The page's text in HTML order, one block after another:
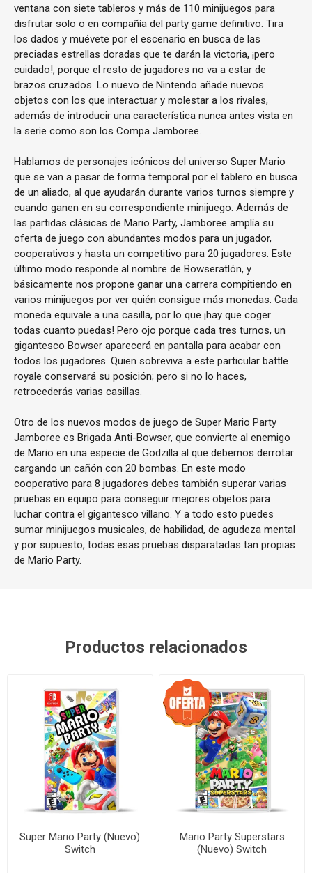
ventana con siete tableros y más de 110 minijuegos para
disfrutar solo o en compañía del party game definitivo. Tira
los dados y muévete por el escenario en busca de las
preciadas estrellas doradas que te darán la victoria, ¡pero
cuidado!, porque el resto de jugadores no va a estar de
brazos cruzados. Lo nuevo de Nintendo añade nuevos
objetos con los que interactuar y molestar a los rivales,
además de introducir una característica nunca antes vista en
la serie como son los Compa Jamboree.
Hablamos de personajes icónicos del universo Super Mario
que se van a pasar de forma temporal por el tablero en busca
de un aliado, al que ayudarán durante varios turnos siempre y
cuando ganen en su correspondiente minijuego. Además de
las partidas clásicas de Mario Party, Jamboree amplía su
oferta de juego con abundantes modos para un jugador,
cooperativos y hasta un competitivo para 20 jugadores. Este
último modo responde al nombre de Bowseratlón, y
básicamente nos propone ganar una carrera compitiendo en
varios minijuegos por ver quién consigue más monedas. Cada
moneda equivale a una casilla, por lo que ¡hay que coger
todas cuanto puedas! Pero ojo porque cada tres turnos, un
gigantesco Bowser aparecerá en pantalla para acabar con
todos los jugadores. Quien sobreviva a este particular battle
royale conservará su posición; pero si no lo haces,
retrocederás varias casillas.
Otro de los nuevos modos de juego de Super Mario Party
Jamboree es Brigada Anti-Bowser, que convierte al enemigo
de Mario en una especie de Godzilla al que debemos derrotar
cargando un cañón con 20 bombas. En este modo
cooperativo para 8 jugadores debes también superar varias
pruebas en equipo para conseguir mejores objetos para
luchar contra el gigantesco villano. Y a todo esto puedes
sumar minijuegos musicales, de habilidad, de agudeza mental
y por supuesto, todas esas pruebas disparatadas tan propias
de Mario Party.
Productos relacionados
Super Mario Party (Nuevo)
Switch
Mario Party Superstars
(Nuevo) Switch